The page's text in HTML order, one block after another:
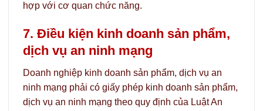
hợp với cơ quan chức năng.
7. Điều kiện kinh doanh sản phẩm,
dịch vụ an ninh mạng
Doanh nghiệp kinh doanh sản phẩm, dịch vụ an
ninh mạng phải có giấy phép kinh doanh sản phẩm,
dịch vụ an ninh mạng theo quy định của Luật An